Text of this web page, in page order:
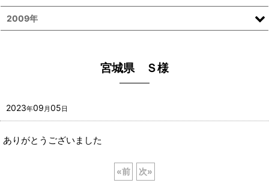
宮城県 Ｓ様
2023年09 月05日
ありがとうございました
«前 次»
2009年